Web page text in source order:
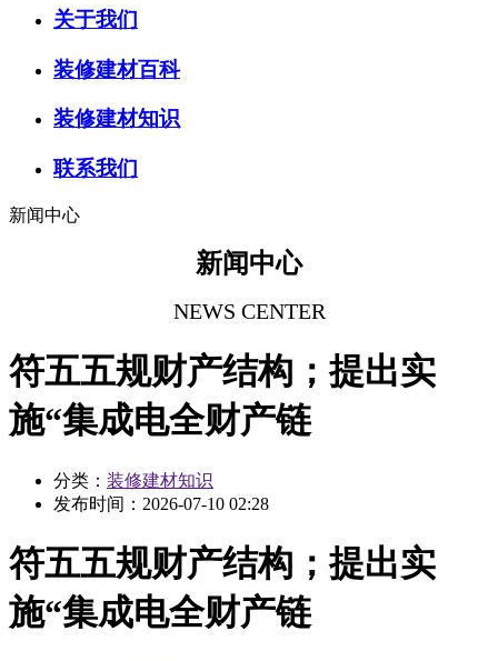
关于我们
装修建材百科
装修建材知识
联系我们
新闻中心
新闻中心
NEWS CENTER
符五五规财产结构；提出实
施“集成电全财产链
分类： 装修建材知识
发布时间： 2026-07-10 02:28
符五五规财产结构；提出实
施“集成电全财产链